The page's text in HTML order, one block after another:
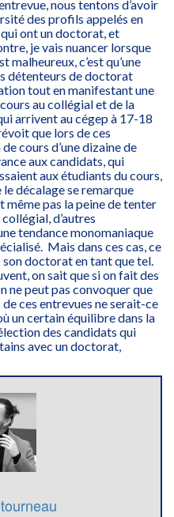
nous tentons d’avoir
des profils appelés en
ont un doctorat, et
je vais nuancer lorsque
malheureux, c’est qu’une
détenteurs de doctorat
tout en manifestant une
au collégial et de la
arrivent au cégep à 17-18
que lors de ces
cours d’une dizaine de
aux candidats, qui
aux étudiants du cours,
le décalage se remarque
même pas la peine de tenter
d’autres
tendance monomaniaque
Mais dans ces cas, ce
son doctorat en tant que tel.
on sait que si on fait des
ne peut pas convoquer que
ces entrevues ne serait-ce
un certain équilibre dans la
des candidats qui
avec un doctorat,